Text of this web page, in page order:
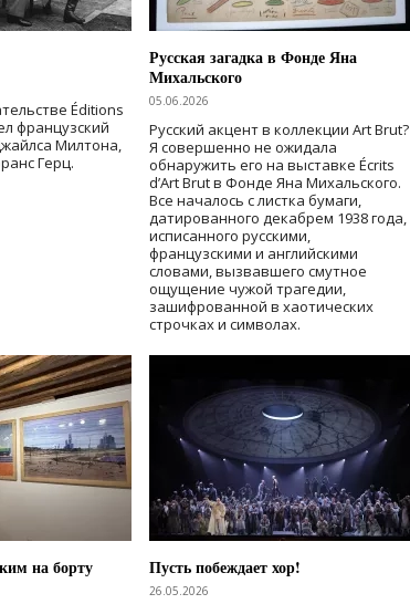
Éditions
французский
Милтона,
Герц.
Русская загадка в Фонде Яна
Михальского
05.06.2026
Русский акцент в коллекции Art Brut?
Я совершенно не ожидала
обнаружить его на выставке Écrits
d’Art Brut в Фонде Яна Михальского.
Все началось с листка бумаги,
датированного декабрем 1938 года,
исписанного русскими,
французскими и английскими
словами, вызвавшего смутное
ощущение чужой трагедии,
зашифрованной в хаотических
строчках и символах.
на борту
Пусть побеждает хор!
26.05.2026